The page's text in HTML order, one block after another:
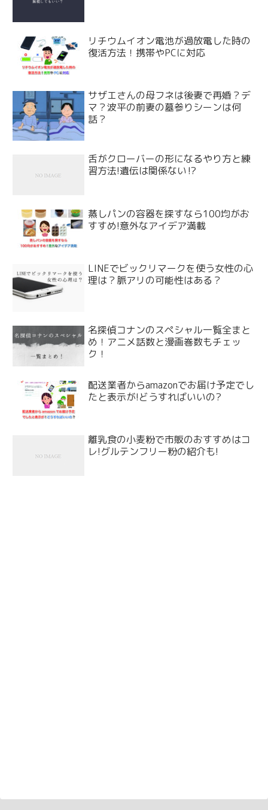
リチウムイオン電池が過放電した時の
復活方法！携帯やPCに対応
サザエさんの母フネは後妻で再婚？デ
マ？波平の前妻の墓参りシーンは何
話？
舌がクローバーの形になるやり方と練
習方法!遺伝は関係ない⁉
蒸しパンの容器を探すなら100均がお
すすめ!意外なアイデア満載
LINEでビックリマークを使う女性の心
理は？脈アリの可能性はある？
名探偵コナンのスペシャル一覧全まと
め！アニメ話数と漫画巻数もチェッ
ク！
配送業者からamazonでお届け予定でし
たと表示が!どうすればいいの?
離乳食の小麦粉で市販のおすすめはコ
レ!グルテンフリー粉の紹介も!